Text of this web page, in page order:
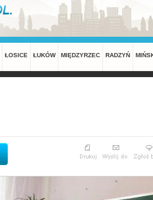
ŁOSICE ŁUKÓW MIĘDZYRZEC RADZYŃ